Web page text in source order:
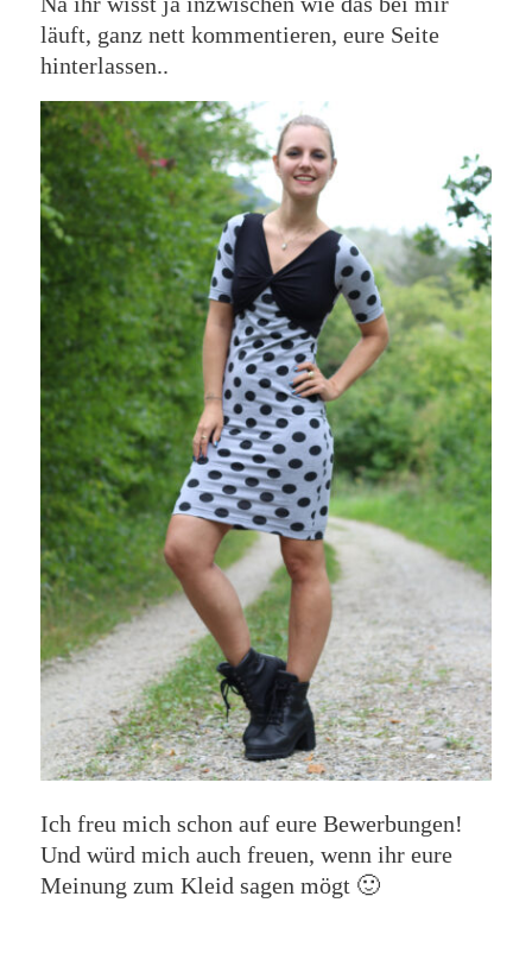
läuft, ganz nett kommentieren, eure Seite
hinterlassen..
Ich freu mich schon auf eure Bewerbungen!
Und würd mich auch freuen, wenn ihr eure
Meinung zum Kleid sagen mögt 🙂